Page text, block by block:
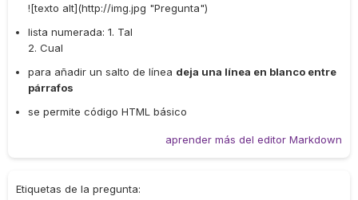
![texto alt](http://img.jpg "Pregunta")
lista numerada: 1. Tal
2. Cual
para añadir un salto de línea deja una línea en blanco entre
párrafos
se permite código HTML básico
aprender más del editor Markdown
Etiquetas de la pregunta: